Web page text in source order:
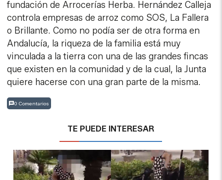
fundación de Arrocerías Herba. Hernández Calleja
controla empresas de arroz como SOS, La Fallera
o Brillante. Como no podía ser de otra forma en
Andalucía, la riqueza de la familia está muy
vinculada a la tierra con una de las grandes fincas
que existen en la comunidad y de la cual, la Junta
quiere hacerse con una gran parte de la misma.
0 Comentarios
TE PUEDE INTERESAR